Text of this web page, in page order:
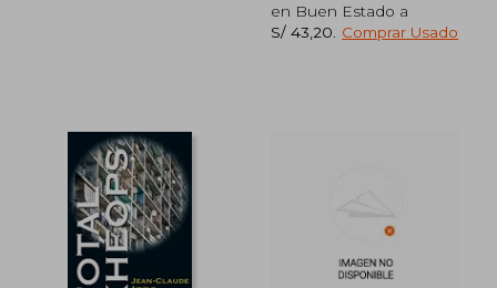
en Buen Estado a
S/ 43,20
Comprar Usado